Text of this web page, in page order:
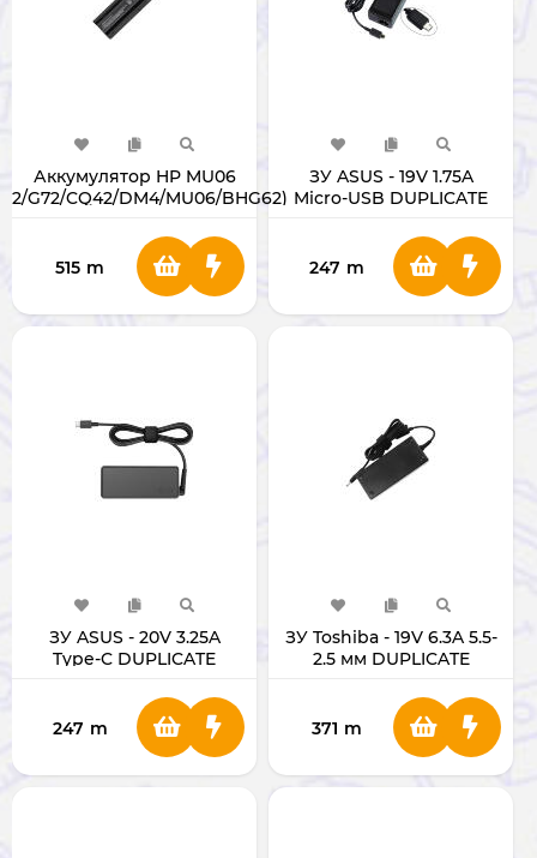
Аккумулятор HP MU06
G72/CQ42/DM4/MU06/BHG62)
515 m
ЗУ ASUS - 19V 1.75A
Micro-USB DUPLICATE
247 m
ЗУ ASUS - 20V 3.25A
Type-C DUPLICATE
247 m
ЗУ Toshiba - 19V 6.3A 5.5-
2.5 мм DUPLICATE
371 m